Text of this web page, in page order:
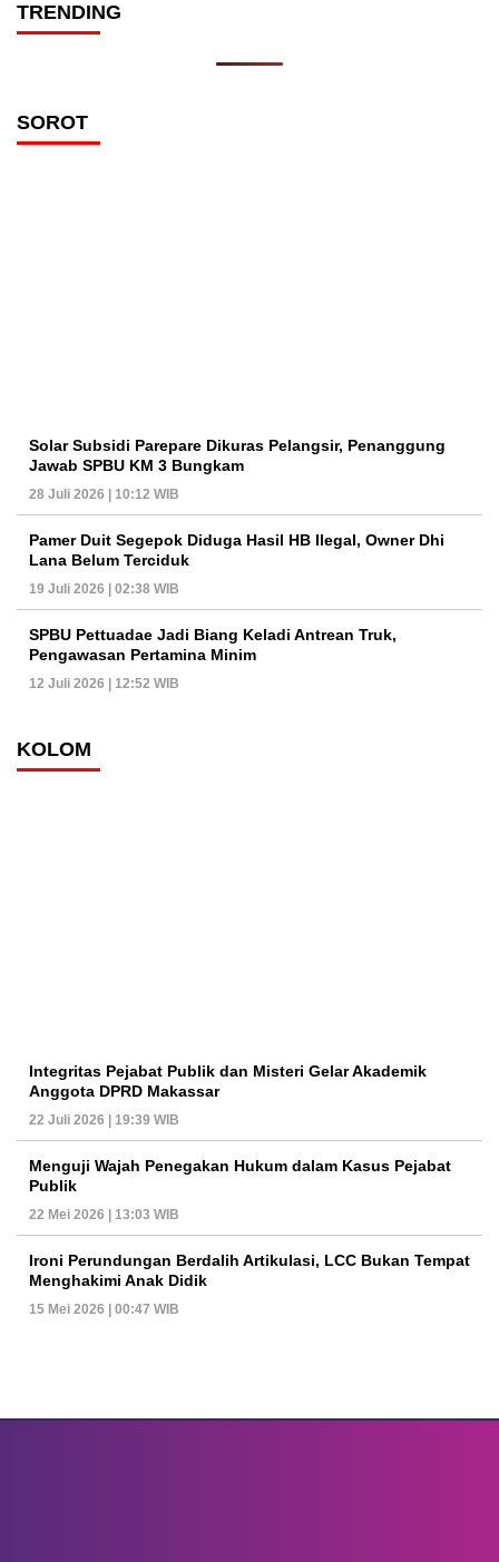
TRENDING
SOROT
Solar Subsidi Parepare Dikuras Pelangsir, Penanggung
Jawab SPBU KM 3 Bungkam
28 Juli 2026 | 10:12 WIB
Pamer Duit Segepok Diduga Hasil HB Ilegal, Owner Dhi
Lana Belum Terciduk
19 Juli 2026 | 02:38 WIB
SPBU Pettuadae Jadi Biang Keladi Antrean Truk,
Pengawasan Pertamina Minim
12 Juli 2026 | 12:52 WIB
KOLOM
Integritas Pejabat Publik dan Misteri Gelar Akademik
Anggota DPRD Makassar
22 Juli 2026 | 19:39 WIB
Menguji Wajah Penegakan Hukum dalam Kasus Pejabat
Publik
22 Mei 2026 | 13:03 WIB
Ironi Perundungan Berdalih Artikulasi, LCC Bukan Tempat
Menghakimi Anak Didik
15 Mei 2026 | 00:47 WIB